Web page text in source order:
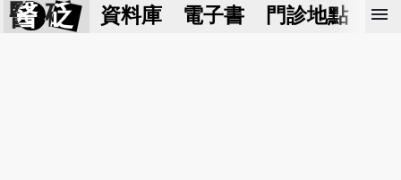
醫 砭 資料庫 電子書 門診地點 預
menu